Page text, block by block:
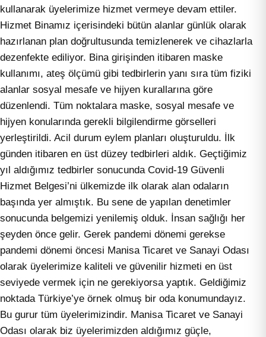
kullanarak üyelerimize hizmet vermeye devam ettiler.
Hizmet Binamız içerisindeki bütün alanlar günlük olarak
hazırlanan plan doğrultusunda temizlenerek ve cihazlarla
dezenfekte ediliyor. Bina girişinden itibaren maske
kullanımı, ateş ölçümü gibi tedbirlerin yanı sıra tüm fiziki
alanlar sosyal mesafe ve hijyen kurallarına göre
düzenlendi. Tüm noktalara maske, sosyal mesafe ve
hijyen konularında gerekli bilgilendirme görselleri
yerleştirildi. Acil durum eylem planları oluşturuldu. İlk
günden itibaren en üst düzey tedbirleri aldık. Geçtiğimiz
yıl aldığımız tedbirler sonucunda Covid-19 Güvenli
Hizmet Belgesi’ni ülkemizde ilk olarak alan odaların
başında yer almıştık. Bu sene de yapılan denetimler
sonucunda belgemizi yenilemiş olduk. İnsan sağlığı her
şeyden önce gelir. Gerek pandemi dönemi gerekse
pandemi dönemi öncesi Manisa Ticaret ve Sanayi Odası
olarak üyelerimize kaliteli ve güvenilir hizmeti en üst
seviyede vermek için ne gerekiyorsa yaptık. Geldiğimiz
noktada Türkiye’ye örnek olmuş bir oda konumundayız.
Bu gurur tüm üyelerimizindir. Manisa Ticaret ve Sanayi
Odası olarak biz üyelerimizden aldığımız güçle,